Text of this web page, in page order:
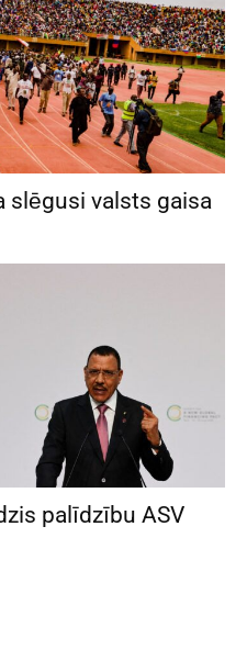
slēgusi valsts gaisa
palīdzību ASV